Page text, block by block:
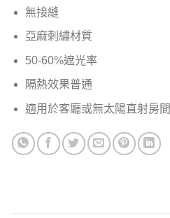
無接縫
亞麻刺繡材質
50-60%遮光率
隔熱效果普通
適用於客廳或無太陽直射房間